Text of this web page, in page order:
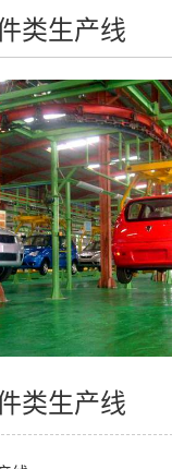
类生产线
类生产线